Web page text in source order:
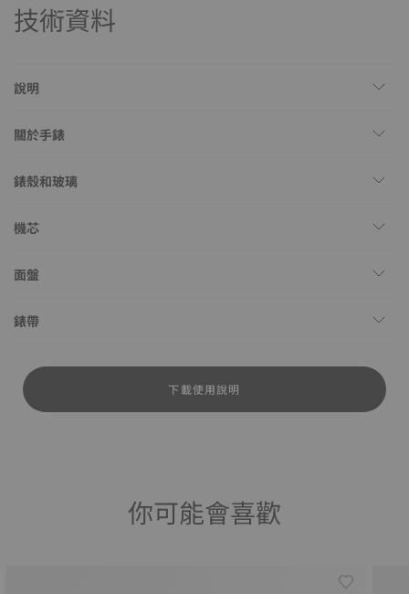
技術資料
說明
關於手錶
錶殼和玻璃
機芯
面盤
錶帶
下載使用說明
你可能會喜歡